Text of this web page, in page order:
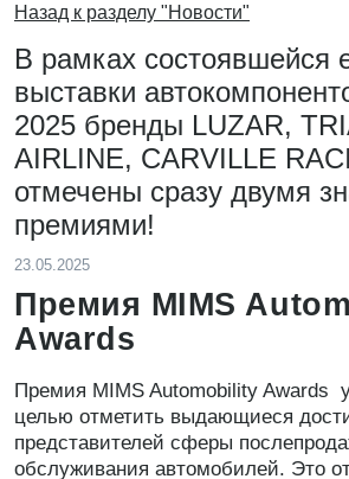
Назад к разделу "Новости"
В рамках состоявшейся
выставки
2025 бренды LUZAR,
AIRLINE, CARVILLE
отмечены сразу двумя
премиями!
23.05.2025
Премия MIMS
Awards
Премия MIMS Automobility Awards
целью отметить выдающиеся
представителей сферы
обслуживания автомобилей. Это